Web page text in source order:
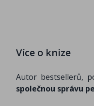
Více o knize
Autor bestsellerů,
společnou správu